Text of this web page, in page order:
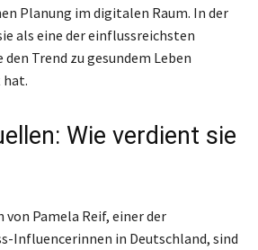
Planung im digitalen Raum. In der
als eine der einflussreichsten
Trend zu gesundem Leben
Wie verdient sie
von Pamela Reif, einer der
Influencerinnen in Deutschland, sind